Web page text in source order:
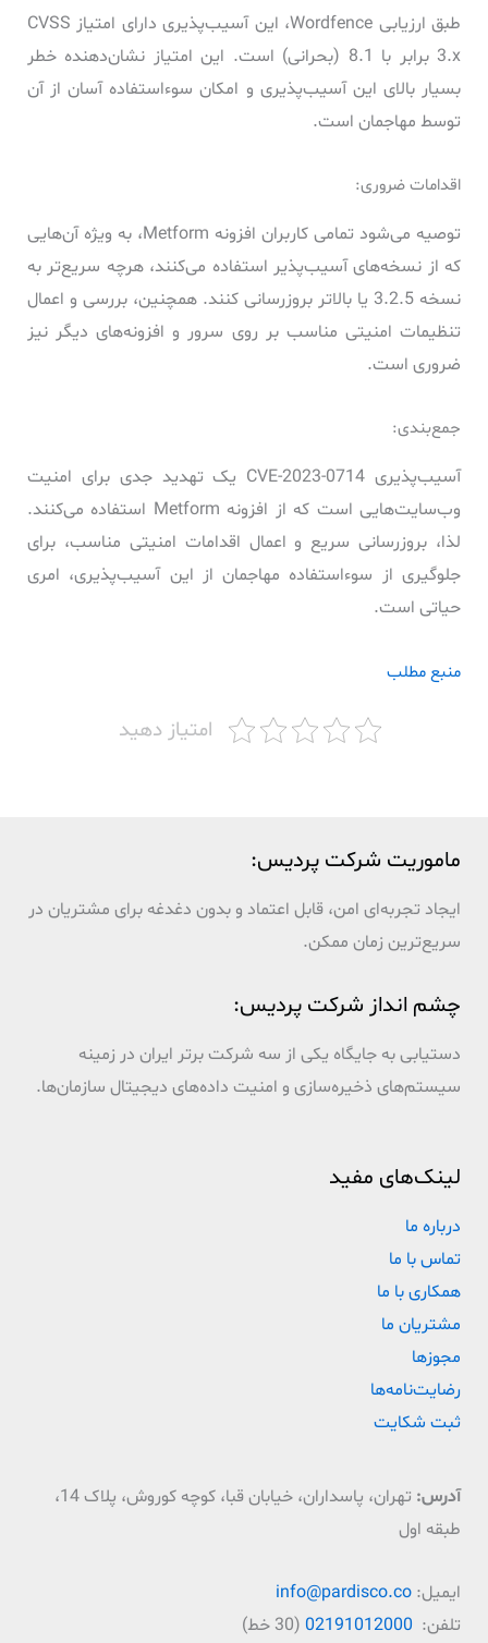
طبق ارزیابی Wordfence، این آسیب‌پذیری دارای امتیاز CVSS
3.x برابر با 8.1 (بحرانی) است. این امتیاز نشان‌دهنده خطر
بسیار بالای این آسیب‌پذیری و امکان سوءاستفاده آسان از آن
توسط مهاجمان است.
اقدامات ضروری:
توصیه می‌شود تمامی کاربران افزونه Metform، به ویژه آن‌هایی
که از نسخه‌های آسیب‌پذیر استفاده می‌کنند، هرچه سریع‌تر به
نسخه 3.2.5 یا بالاتر بروزرسانی کنند. همچنین، بررسی و اعمال
تنظیمات امنیتی مناسب بر روی سرور و افزونه‌های دیگر نیز
ضروری است.
جمع‌بندی:
آسیب‌پذیری CVE-2023-0714 یک تهدید جدی برای امنیت
وب‌سایت‌هایی است که از افزونه Metform استفاده می‌کنند.
لذا، بروزرسانی سریع و اعمال اقدامات امنیتی مناسب، برای
جلوگیری از سوءاستفاده مهاجمان از این آسیب‌پذیری، امری
حیاتی است.
منبع مطلب
امتیاز دهید
ماموریت شرکت پردیس:
ایجاد تجربه‌ای امن، قابل اعتماد و بدون دغدغه برای مشتریان در
سریع‌ترین زمان ممکن.
چشم انداز شرکت پردیس:
دستیابی به جایگاه یکی از سه شرکت برتر ایران در زمینه
سیستم‌های ذخیره‌سازی و امنیت داده‌های دیجیتال سازمان‌ها.
لینک‌های مفید
درباره ما
تماس با ما
همکاری با ما
مشتریان ما
مجوزها
رضایت‌نامه‌ها
ثبت شکایت
آدرس:
تهران، پاسداران، خیابان قبا، کوچه کوروش، پلاک 14،
طبقه اول
ایمیل: info@pardisco.co
تلفن: 02191012000 (30 خط)